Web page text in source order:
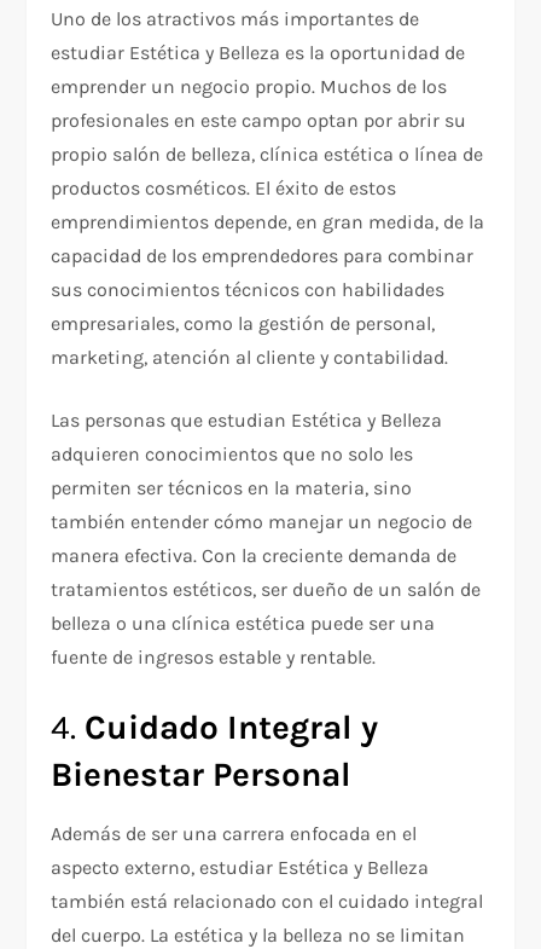
Uno de los atractivos más importantes de
estudiar Estética y Belleza es la oportunidad de
emprender un negocio propio. Muchos de los
profesionales en este campo optan por abrir su
propio salón de belleza, clínica estética o línea de
productos cosméticos. El éxito de estos
emprendimientos depende, en gran medida, de la
capacidad de los emprendedores para combinar
sus conocimientos técnicos con habilidades
empresariales, como la gestión de personal,
marketing, atención al cliente y contabilidad.
Las personas que estudian Estética y Belleza
adquieren conocimientos que no solo les
permiten ser técnicos en la materia, sino
también entender cómo manejar un negocio de
manera efectiva. Con la creciente demanda de
tratamientos estéticos, ser dueño de un salón de
belleza o una clínica estética puede ser una
fuente de ingresos estable y rentable.
4. Cuidado Integral y
Bienestar Personal
Además de ser una carrera enfocada en el
aspecto externo, estudiar Estética y Belleza
también está relacionado con el cuidado integral
del cuerpo. La estética y la belleza no se limitan